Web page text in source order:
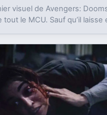
visuel de Avengers:
tout le MCU. Sauf qu’il laisse